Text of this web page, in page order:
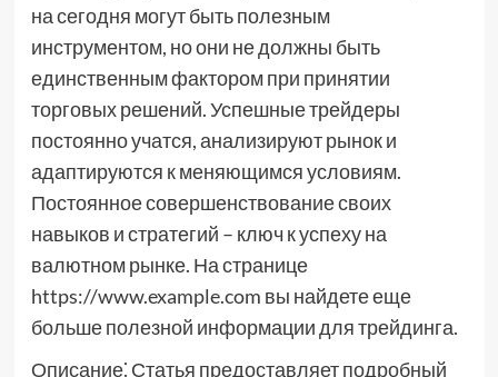
на сегодня могут быть полезным
инструментом, но они не должны быть
единственным фактором при принятии
торговых решений. Успешные трейдеры
постоянно учатся, анализируют рынок и
адаптируются к меняющимся условиям.
Постоянное совершенствование своих
навыков и стратегий – ключ к успеху на
валютном рынке. На странице
https://www.example.com вы найдете еще
больше полезной информации для трейдинга.
Описание⁚ Статья предоставляет подробный